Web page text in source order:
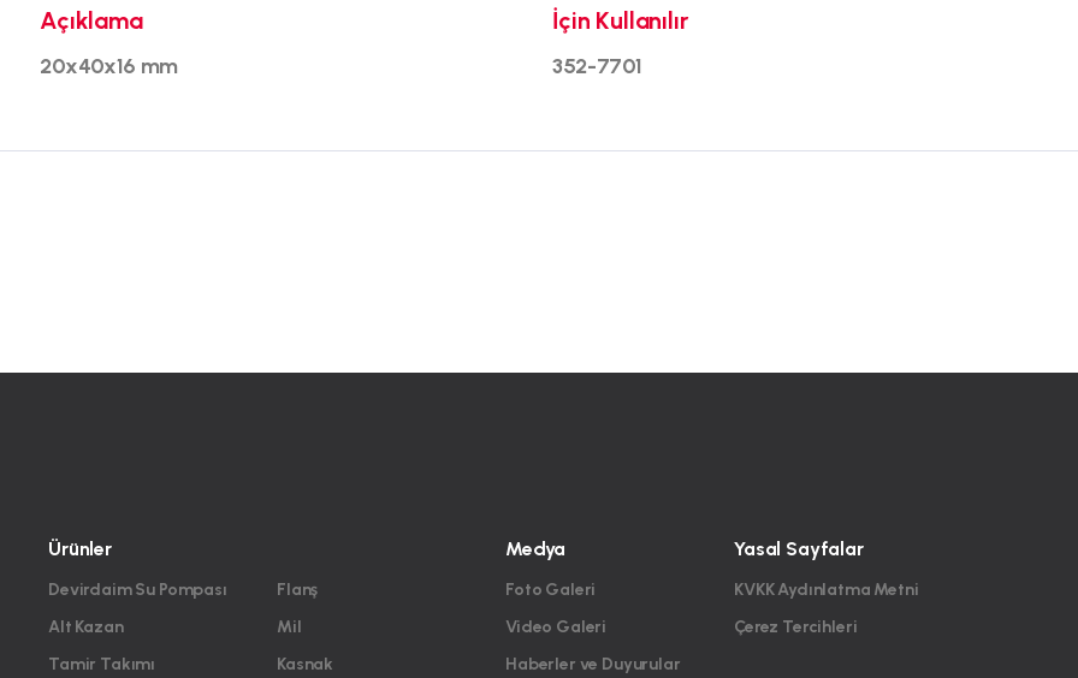
Açıklama
20x40x16 mm
İçin Kullanılır
352-7701
Ürünler
Devirdaim Su Pompası
Alt Kazan
Tamir Takımı
Flanş
Mil
Kasnak
Medya
Foto Galeri
Video Galeri
Haberler ve Duyurular
Yasal Sayfalar
KVKK Aydınlatma Metni
Çerez Tercihleri